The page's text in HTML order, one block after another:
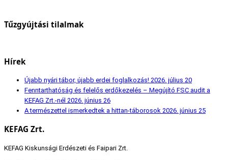
Tűzgyújtási tilalmak
Hírek
Újabb nyári tábor, újabb erdei foglalkozás! 2026. július 20
Fenntarthatóság és felelős erdőkezelés – Megújító FSC audit a
KEFAG Zrt.-nél 2026. június 26
A természettel ismerkedtek a hittan-táborosok 2026. június 25
KEFAG Zrt.
KEFAG Kiskunsági Erdészeti és Faipari Zrt.